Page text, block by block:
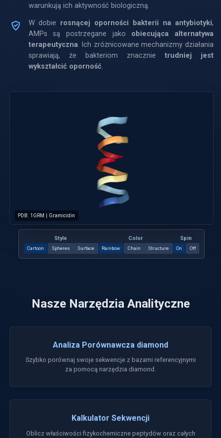
warunkują ich aktywność biologiczną.
W dobie rosnącej oporności bakterii na antybiotyki,
AMPs są postrzegane jako obiecująca alternatywa
terapeutyczna. Ich zróżnicowane mechanizmy działania
sprawiają, że bakteriom znacznie trudniej jest
wykształcić oporność.
PDB: 1GRM | Gramicidin
Style
Cartoon Spheres Surface
Color
Rainbow Chain Structure
Spin
On Off
Nasze Narzędzia Analityczne
Analiza Porównawcza diamond
Szybko porównaj swoje sekwencje z bazami referencyjnymi
za pomocą narzędzia diamond.
Kalkulator Sekwencji
Oblicz właściwości fizykochemiczne peptydów oraz całych